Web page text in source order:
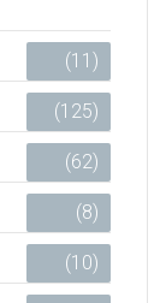
(11)
(125)
(62)
(8)
(10)